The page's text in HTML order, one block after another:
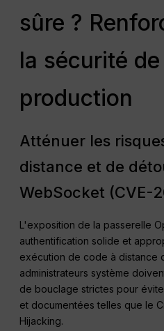
sûre ?
la sécurité de
production
Atténuer les
distance et de
WebSocket (CVE-
L'exposition de la passerelle
authentification solide et
exécution de code à distance
administrateurs système
de bouclage strictes pour
et documentées telles que le
Hijacking.